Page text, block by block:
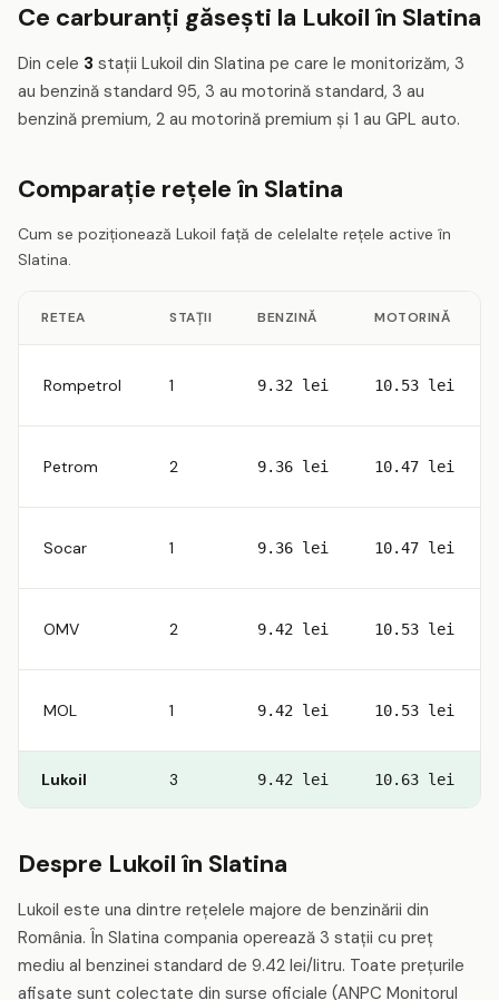
Ce carburanți găsești la Lukoil în Slatina
Din cele 3 stații Lukoil din Slatina pe care le monitorizăm, 3
au benzină standard 95, 3 au motorină standard, 3 au
benzină premium, 2 au motorină premium și 1 au GPL auto.
Comparație rețele în Slatina
Cum se poziționează Lukoil față de celelalte rețele active în
Slatina.
RETEA STAȚII BENZINĂ MOTORINĂ
Rompetrol 1 9.32 lei 10.53 lei
Petrom 2 9.36 lei 10.47 lei
Socar 1 9.36 lei 10.47 lei
OMV 2 9.42 lei 10.53 lei
MOL 1 9.42 lei 10.53 lei
Lukoil 3 9.42 lei 10.63 lei
Despre Lukoil în Slatina
Lukoil este una dintre rețelele majore de benzinării din
România. În Slatina compania operează 3 stații cu preț
mediu al benzinei standard de 9.42 lei/litru. Toate prețurile
afișate sunt colectate din surse oficiale (ANPC Monitorul